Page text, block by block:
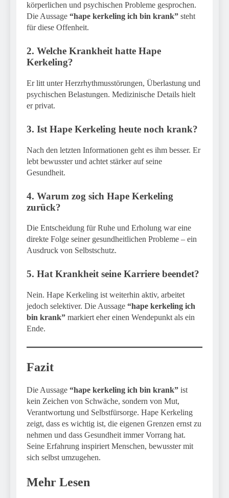
körperlichen und psychischen Probleme gesprochen.
Die Aussage “hape kerkeling ich bin krank” steht
für diese Offenheit.
2. Welche Krankheit hatte Hape
Kerkeling?
Er litt unter Herzrhythmusstörungen, Überlastung und
psychischen Belastungen. Medizinische Details hielt
er privat.
3. Ist Hape Kerkeling heute noch krank?
Nach den letzten Informationen geht es ihm besser. Er
lebt bewusster und achtet stärker auf seine
Gesundheit.
4. Warum zog sich Hape Kerkeling
zurück?
Die Entscheidung für Ruhe und Erholung war eine
direkte Folge seiner gesundheitlichen Probleme – ein
Ausdruck von Selbstschutz.
5. Hat Krankheit seine Karriere beendet?
Nein. Hape Kerkeling ist weiterhin aktiv, arbeitet
jedoch selektiver. Die Aussage “hape kerkeling ich
bin krank” markiert eher einen Wendepunkt als ein
Ende.
Fazit
Die Aussage “hape kerkeling ich bin krank” ist
kein Zeichen von Schwäche, sondern von Mut,
Verantwortung und Selbstfürsorge. Hape Kerkeling
zeigt, dass es wichtig ist, die eigenen Grenzen ernst zu
nehmen und dass Gesundheit immer Vorrang hat.
Seine Erfahrung inspiriert Menschen, bewusster mit
sich selbst umzugehen.
Mehr Lesen